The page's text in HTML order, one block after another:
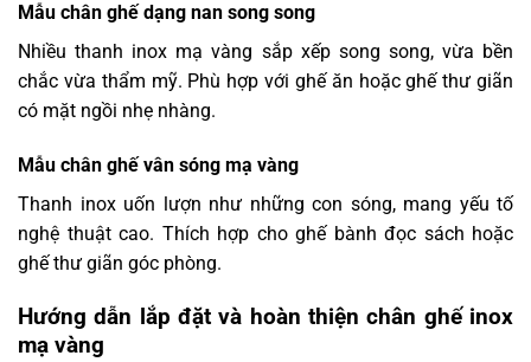
Mẫu chân ghế dạng nan song song
Nhiều thanh inox mạ vàng sắp xếp song song, vừa bền
chắc vừa thẩm mỹ. Phù hợp với ghế ăn hoặc ghế thư giãn
có mặt ngồi nhẹ nhàng.
Mẫu chân ghế vân sóng mạ vàng
Thanh inox uốn lượn như những con sóng, mang yếu tố
nghệ thuật cao. Thích hợp cho ghế bành đọc sách hoặc
ghế thư giãn góc phòng.
Hướng dẫn lắp đặt và hoàn thiện chân ghế inox
mạ vàng